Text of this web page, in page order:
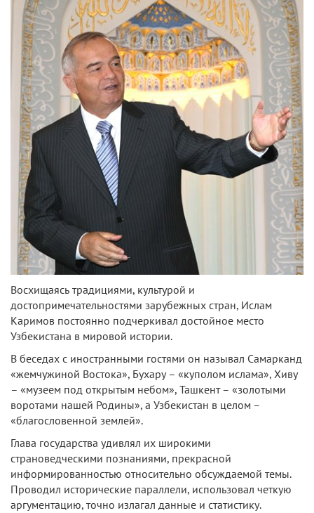
Восхищаясь традициями, культурой и
достопримечательностями зарубежных стран, Ислам
Каримов постоянно подчеркивал достойное место
Узбекистана в мировой истории.
В беседах с иностранными гостями он называл Самарканд
«жемчужиной Востока», Бухару – «куполом ислама», Хиву
– «музеем под открытым небом», Ташкент – «золотыми
воротами нашей Родины», а Узбекистан в целом –
«благословенной землей».
Глава государства удивлял их широкими
страноведческими познаниями, прекрасной
информированностью относительно обсуждаемой темы.
Проводил исторические параллели, использовал четкую
аргументацию, точно излагал данные и статистику.